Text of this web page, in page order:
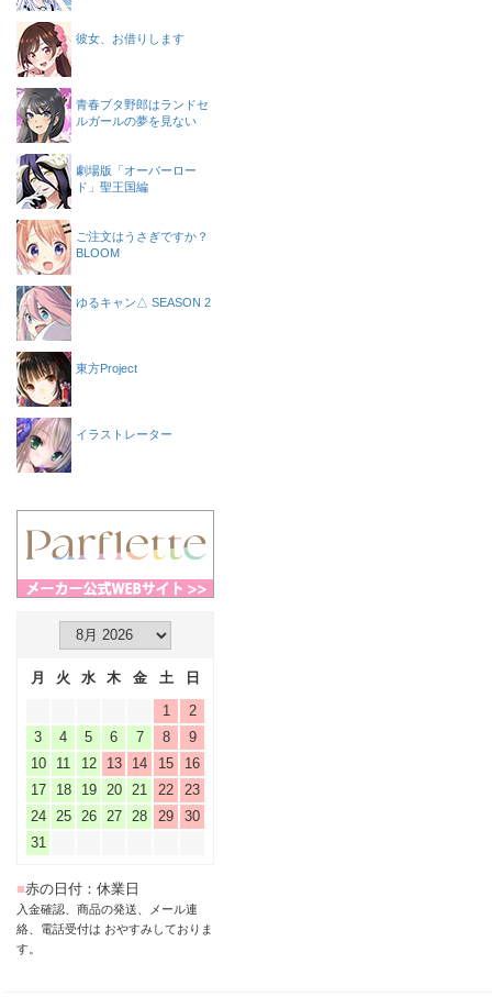
彼女、お借りします
青春ブタ野郎はランドセ
ルガールの夢を見ない
劇場版「オーバーロー
ド」聖王国編
ご注文はうさぎですか？
BLOOM
ゆるキャン△ SEASON 2
東方Project
イラストレーター
月 火 水 木 金 土
日
1
2
3
4 5 6 7 8
9
10
11 12 13 14 15
16
17
18 19 20 21 22
23
24
25 26 27 28 29
30
31
■赤の日付：休業日
入金確認、商品の発送、メール連
絡、電話受付は おやすみしておりま
す。